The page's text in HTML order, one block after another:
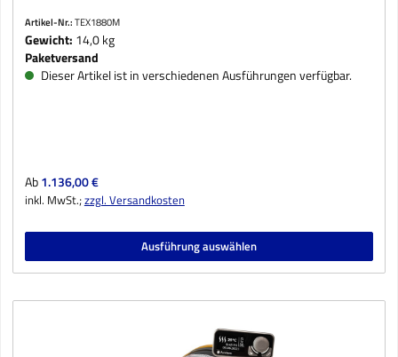
Artikel-Nr.:TEX1880M
Gewicht: 14,0 kg
Paketversand
Dieser Artikel ist in verschiedenen Ausführungen verfügbar.
Regulärer Preis:
Ab1.136,00 €
inkl. MwSt.;zzgl. Versandkosten
Ausführung auswählen